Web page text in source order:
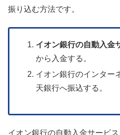
振り込む方法です。
イオン銀行の自動入金
から入金する。
イオン銀行のインター
天銀行へ振込する。
イオン銀行の自動入金サービス